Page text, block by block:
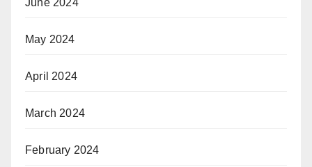
June 2024
May 2024
April 2024
March 2024
February 2024